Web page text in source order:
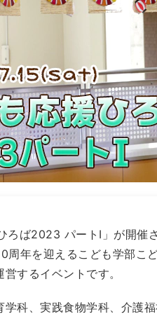
ば2023 パートⅠ」が開催さ
周年を迎えるこども学部こ
するイベントです。
科、実践食物学科、介護